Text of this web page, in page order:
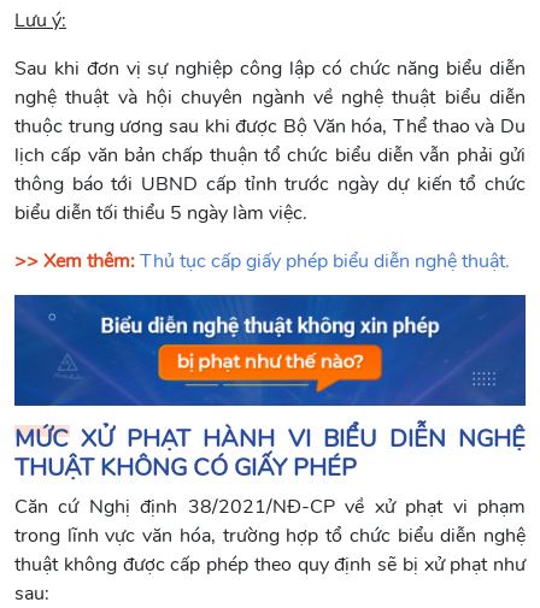
Lưu ý:
Sau khi đơn vị sự nghiệp công lập có chức năng biểu diễn
nghệ thuật và hội chuyên ngành về nghệ thuật biểu diễn
thuộc trung ương sau khi được Bộ Văn hóa, Thể thao và Du
lịch cấp văn bản chấp thuận tổ chức biểu diễn vẫn phải gửi
thông báo tới UBND cấp tỉnh trước ngày dự kiến tổ chức
biểu diễn tối thiểu 5 ngày làm việc.
>> Xem thêm:Thủ tục cấp giấy phép biểu diễn nghệ thuật.
MỨC XỬ PHẠT HÀNH VI BIỂU DIỄN NGHỆ
THUẬT KHÔNG CÓ GIẤY PHÉP
Căn cứ Nghị định 38/2021/NĐ-CP về xử phạt vi phạm
trong lĩnh vực văn hóa, trường hợp tổ chức biểu diễn nghệ
thuật không được cấp phép theo quy định sẽ bị xử phạt như
sau: